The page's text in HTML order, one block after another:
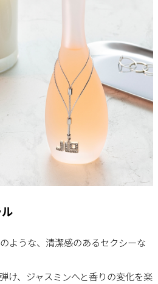
ような、清潔感のあるセクシーな
け、ジャスミンへと香りの変化を楽